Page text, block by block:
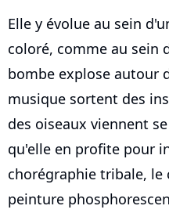
Elle y évolue au sein
coloré, comme au sein
bombe explose autour
musique sortent des
des oiseaux viennent
qu'elle en profite pour
chorégraphie tribale, le
peinture